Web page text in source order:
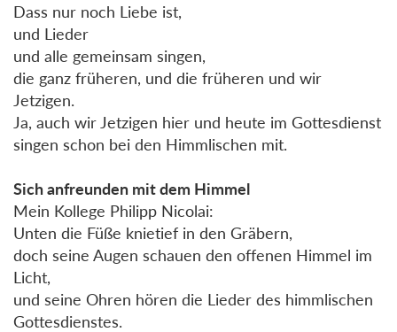
Dass nur noch Liebe ist,
und Lieder
und alle gemeinsam singen,
die ganz früheren, und die früheren und wir
Jetzigen.
Ja, auch wir Jetzigen hier und heute im Gottesdienst
singen schon bei den Himmlischen mit.
Sich anfreunden mit dem Himmel
Mein Kollege Philipp Nicolai:
Unten die Füße knietief in den Gräbern,
doch seine Augen schauen den offenen Himmel im
Licht,
und seine Ohren hören die Lieder des himmlischen
Gottesdienstes.